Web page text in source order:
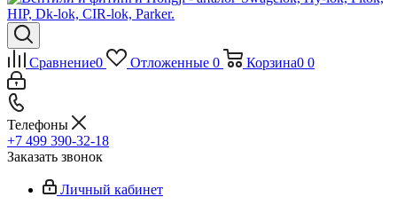
Сравнение0 Отложенные 0 Корзина0 0
Телефоны
+7 499 390-32-18
Заказать звонок
Личный кабинет